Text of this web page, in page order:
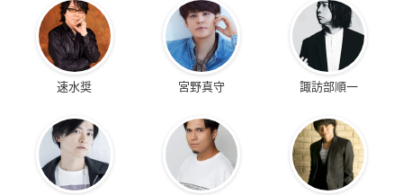
速水奨 宮野真守 諏訪部順一